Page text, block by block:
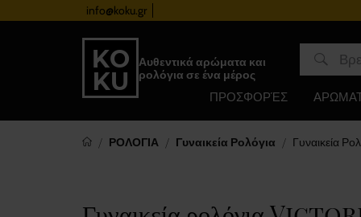
info@koku.gr
Αυθεντικά αρώματα και
ρολόγια σε ένα μέρος
ΠΡΟΣΦΟΡΈΣ
ΡΟΛΟΓΙΑ Γυναικεία Ρολόγια Γυναικεία